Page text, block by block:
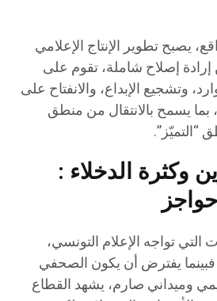
يصبح تطوير الإنتاج الإعلامي
إصلاح شاملة، تقوم على
وتشجيع الإبداع، والانفتاح على
يسمح بالانتقال من منطق
“التميّز”.
وكثرة الدخلاء :
حواجز
التي تواجه الإعلام التونسي،
فبينما يفترض أن يكون الصحفي
وميداني صارم، يشهد القطاع